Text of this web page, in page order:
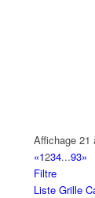
Affichage 21
«1234...93»
Filtre
Liste Grille